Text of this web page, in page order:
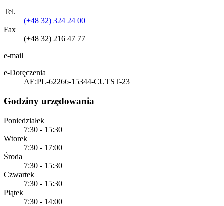
Tel.
(+48 32) 324 24 00
Fax
(+48 32) 216 47 77
e-mail
e-Doręczenia
AE:PL-62266-15344-CUTST-23
Godziny urzędowania
Poniedziałek
7:30 - 15:30
Wtorek
7:30 - 17:00
Środa
7:30 - 15:30
Czwartek
7:30 - 15:30
Piątek
7:30 - 14:00